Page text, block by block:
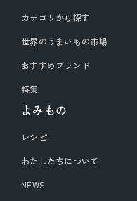
カテゴリから探す
世界のうまいもの市場
おすすめブランド
特集
よみもの
レシピ
わたしたちについて
NEWS